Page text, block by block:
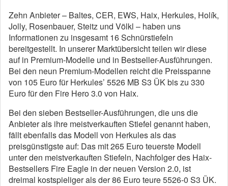
Zehn Anbieter – Baltes, CER, EWS, Haix, Herkules, Holík,
Jolly, Rosenbauer, Steitz und Völkl – haben uns
Informationen zu insgesamt 16 Schnürstiefeln
bereitgestellt. In unserer Marktübersicht teilen wir diese
auf in Premium-Modelle und in Bestseller-Ausführungen.
Bei den neun Premium-Modellen reicht die Preisspanne
von 105 Euro für Herkules’ 5526 MB S3 ÜK bis zu 330
Euro für den Fire Hero 3.0 von Haix.
Bei den sieben Bestseller-Ausführungen, die uns die
Anbieter als ihre meistverkauften Stiefel genannt haben,
fällt ebenfalls das Modell von Herkules als das
preisgünstigste auf: Das mit 265 Euro teuerste Modell
unter den meistverkauften Stiefeln, Nachfolger des Haix-
Bestsellers Fire Eagle in der neuen Version 2.0, ist
dreimal kostspieliger als der 86 Euro teure 5526-0 S3 ÜK.